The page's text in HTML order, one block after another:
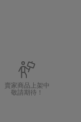
賣家商品上架中
敬請期待！